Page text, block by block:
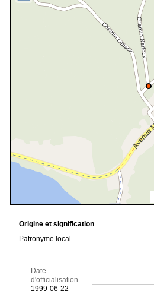
Origine et signification
Patronyme local.
Date
d'officialisation
1999-06-22